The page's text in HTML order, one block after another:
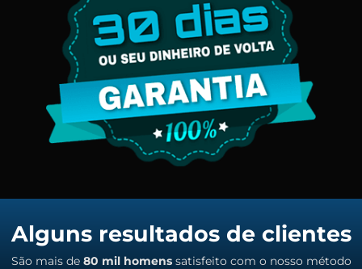
Alguns resultados de clientes
São mais de 80 mil homenssatisfeito com o nosso método